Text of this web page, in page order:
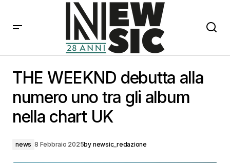
nella chart UK
THE WEEKND debutta alla
numero uno tra gli album
nella chart UK
news 8 Febbraio 2025by newsic_redazione